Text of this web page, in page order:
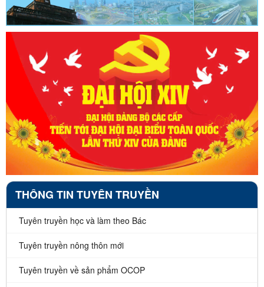
THÔNG TIN TUYÊN TRUYỀN
Tuyên truyền học và làm theo Bác
Tuyên truyền nông thôn mới
Tuyên truyền về sản phẩm OCOP